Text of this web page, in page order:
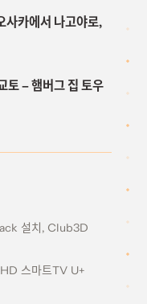
– 햄버그 집 토우
카에서 나고야로,
설치, Club3D
스마트TV U+